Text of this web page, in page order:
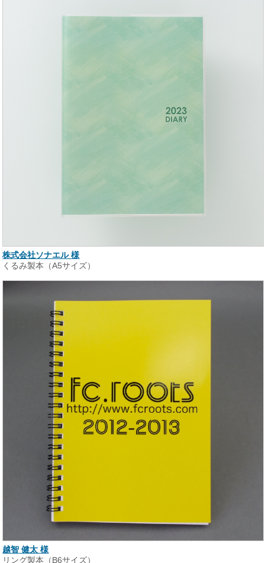
株式会社ソナエル 様
くるみ製本（A5サイズ）
越智 健太 様
リング製本（B6サイズ）